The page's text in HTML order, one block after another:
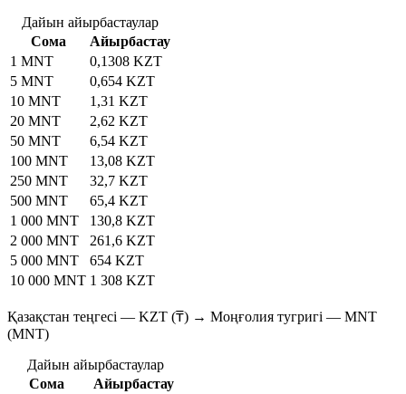
Дайын айырбастаулар
Сома
Айырбастау
1 MNT
0,1308 KZT
5 MNT
0,654 KZT
10 MNT
1,31 KZT
20 MNT
2,62 KZT
50 MNT
6,54 KZT
100 MNT
13,08 KZT
250 MNT
32,7 KZT
500 MNT
65,4 KZT
1 000 MNT
130,8 KZT
2 000 MNT
261,6 KZT
5 000 MNT
654 KZT
10 000 MNT 1 308 KZT
Қазақстан теңгесі — KZT (₸) → Моңғолия тугригі — MNT
(MNT)
Дайын айырбастаулар
Сома
Айырбастау